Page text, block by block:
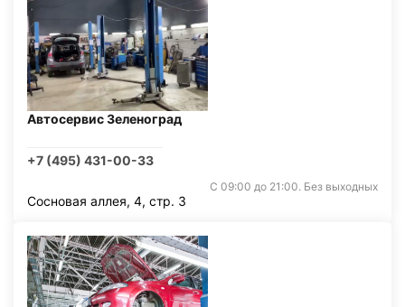
Автосервис Зеленоград
+7 (495) 431-00-33
С 09:00 до 21:00. Без выходных
Сосновая аллея, 4, стр. 3